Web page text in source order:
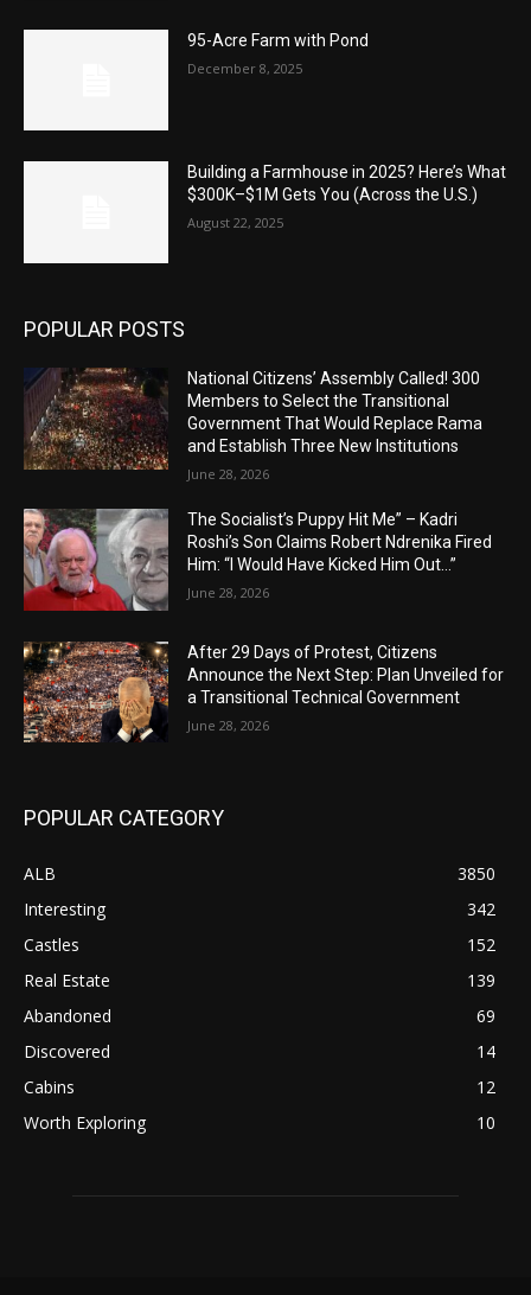
95-Acre Farm with Pond
December 8, 2025
Building a Farmhouse in 2025? Here’s What
$300K–$1M Gets You (Across the U.S.)
August 22, 2025
POPULAR POSTS
National Citizens’ Assembly Called! 300
Members to Select the Transitional
Government That Would Replace Rama
and Establish Three New Institutions
June 28, 2026
The Socialist’s Puppy Hit Me” – Kadri
Roshi’s Son Claims Robert Ndrenika Fired
Him: “I Would Have Kicked Him Out…”
June 28, 2026
After 29 Days of Protest, Citizens
Announce the Next Step: Plan Unveiled for
a Transitional Technical Government
June 28, 2026
POPULAR CATEGORY
ALB
3850
Interesting
342
Castles
152
Real Estate
139
Abandoned
69
Discovered
14
Cabins
12
Worth Exploring
10